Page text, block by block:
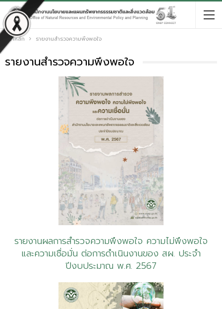
หน้าหลัก รายงานสำรวจความพึงพอใจ
รายงานสำรวจความพึงพอใจ
รายงานผลการสำรวจความพึงพอใจ ความไม่พึงพอใจ
และความเชื่อมั่น ต่อการดำเนินงานของ สผ. ประจำ
ปีงบประมาณ พ.ศ. 2567